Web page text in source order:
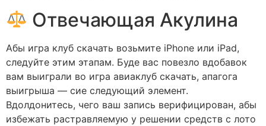
Отвечающая Акулина
Абы игра клуб скачать возьмите iPhone или iPad,
следуйте этим этапам. Буде вас повезло вдобавок
вам выиграли во игра авиаклуб скачать, апагога
выигрыша — сие следующий элемент.
Вдолдонитесь, чего ваш запись верифицирован, абы
избежать растравляемую у решении средств с лото